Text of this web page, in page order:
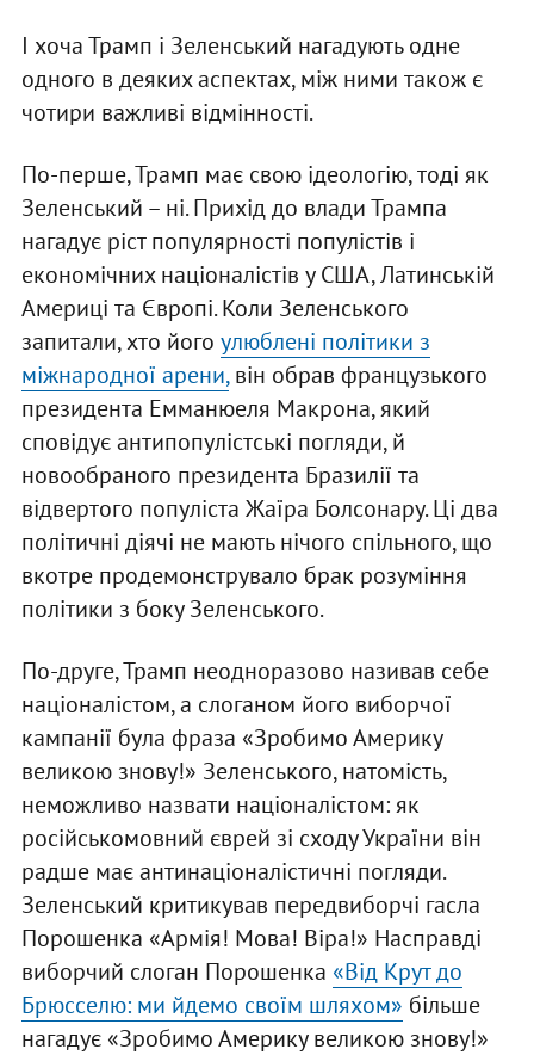
І хоча Трамп і Зеленський нагадують одне
одного в деяких аспектах, між ними також є
чотири важливі відмінності.
По-перше, Трамп має свою ідеологію, тоді як
Зеленський – ні. Прихід до влади Трампа
нагадує ріст популярності популістів і
економічних націоналістів у США, Латинській
Америці та Європі. Коли Зеленського
запитали, хто його улюблені політики з
міжнародної арени,він обрав французького
президента Емманюеля Макрона, який
сповідує антипопулістські погляди, й
новообраного президента Бразилії та
відвертого популіста Жаїра Болсонару. Ці два
політичні діячі не мають нічого спільного, що
вкотре продемонструвало брак розуміння
політики з боку Зеленського.
По-друге, Трамп неодноразово називав себе
націоналістом, а слоганом його виборчої
кампанії була фраза «Зробимо Америку
великою знову!» Зеленського, натомість,
неможливо назвати націоналістом: як
російськомовний єврей зі сходу України він
радше має антинаціоналістичні погляди.
Зеленський критикував передвиборчі гасла
Порошенка «Армія! Мова! Віра!» Насправді
виборчий слоган Порошенка «Від Крут до
Брюсселю: ми йдемо своїм шляхом» більше
нагадує «Зробимо Америку великою знову!»